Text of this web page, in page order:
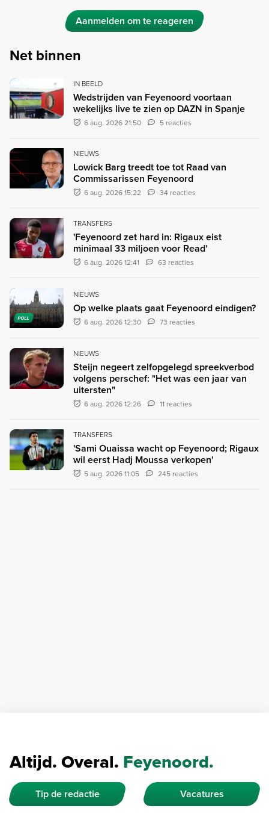
Aanmelden om te reageren
Net binnen
IN BEELD
Wedstrijden van Feyenoord voortaan
wekelijks live te zien op DAZN in Spanje
6 aug. 2026 21:50 5 reacties
NIEUWS
Lowick Barg treedt toe tot Raad van
Commissarissen Feyenoord
6 aug. 2026 15:22 34 reacties
TRANSFERS
'Feyenoord zet hard in: Rigaux eist
minimaal 33 miljoen voor Read'
6 aug. 2026 12:41 63 reacties
POLL
NIEUWS
Op welke plaats gaat Feyenoord eindigen?
6 aug. 2026 12:30 73 reacties
NIEUWS
Steijn negeert zelfopgelegd spreekverbod
volgens perschef: "Het was een jaar van
uitersten"
6 aug. 2026 12:26 11 reacties
TRANSFERS
'Sami Ouaissa wacht op Feyenoord; Rigaux
wil eerst Hadj Moussa verkopen'
5 aug. 2026 11:05 245 reacties
Altijd. Overal. Feyenoord.
Tip de redactie Vacatures